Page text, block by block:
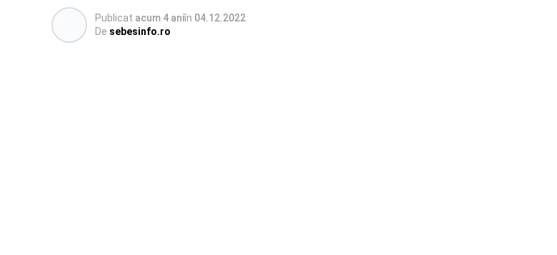
Publicat acum 4 aniîn 04.12.2022
De sebesinfo.ro